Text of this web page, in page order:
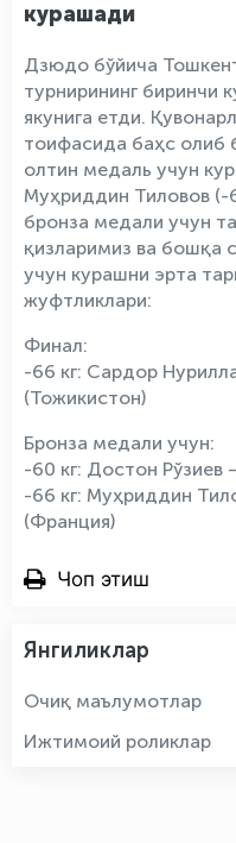
курашади
Дзюдо бўйича
турнирининг биринчи
якунига етди.
тоифасида баҳс олиб
олтин медаль учун
Муҳриддин Тиловов (-
бронза медали учун
қизларимиз ва бошқа
учун курашни эрта
жуфтликлари:
Финал:
-66 кг: Сардор
(Тожикистон)
Бронза медали учун:
-60 кг: Достон Рўзиев
-66 кг: Муҳриддин
(Франция)
Чоп этиш
Янгиликлар
Очиқ маълумотлар
Ижтимоий роликлар